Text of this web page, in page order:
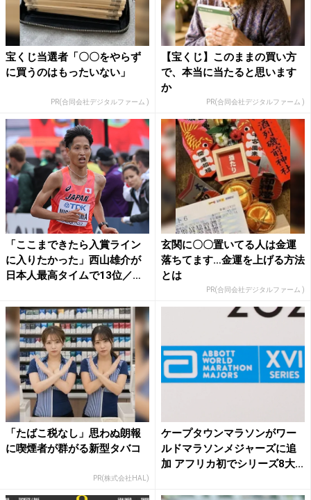
宝くじ当選者「〇〇をやらず
に買うのはもったいない」
PR(合同会社デジタルファーム )
【宝くじ】このままの買い方
で、本当に当たると思います
か
PR(合同会社デジタルファーム )
「ここまできたら入賞ライン
に入りたかった」西山雄介が
日本人最高タイムで13位／
玄関に〇〇置いてる人は金運
落ちてます…金運を上げる方法
とは
PR(合同会社デジタルファーム )
「たばこ税なし」思わぬ朗報
に喫煙者が群がる新型タバコ
PR(株式会社HAL)
ケープタウンマラソンがワー
ルドマラソンメジャーズに追
加 アフリカ初でシリーズ8大...